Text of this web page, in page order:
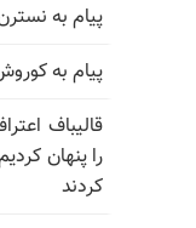
پیام به نسترن
پیام به کوروش ۳۰
قالیباف
را پنهان
کردند